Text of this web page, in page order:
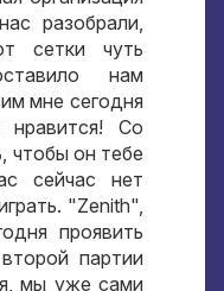
разобрали,
сетки чуть
нам
мне сегодня
!Со
, чтобы он тебе
сейчас нет
. "Zenith",
проявить
партии
,мы уже сами